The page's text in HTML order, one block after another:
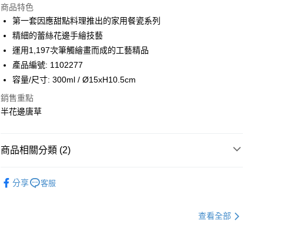
3 期 0 利率 每期 NT$3,200
合作金庫商業銀行
華南商業銀行
彰化商業銀行
國泰世華商業銀行
臺灣中小企業銀行
台中商業銀行
匯豐（台灣）商業銀行
聯邦商業銀行
台新國際商業銀行
台灣樂天信用卡公司
LINE Pay
運送方式
黑貓宅急便
商品特色
第一套因應甜點料理推出的家用餐瓷系列
精細的蕾絲花邊手繪技藝
運用1,197次筆觸繪畫而成的工藝精品
產品編號: 1102277
容量/尺寸: 300ml / Ø15xH10.5cm
銷售重點
半花邊唐草
商品相關分類 (2)
分享 客服
查看全部